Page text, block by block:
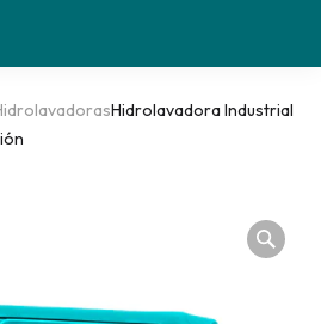
Hidrolavadora Industrial